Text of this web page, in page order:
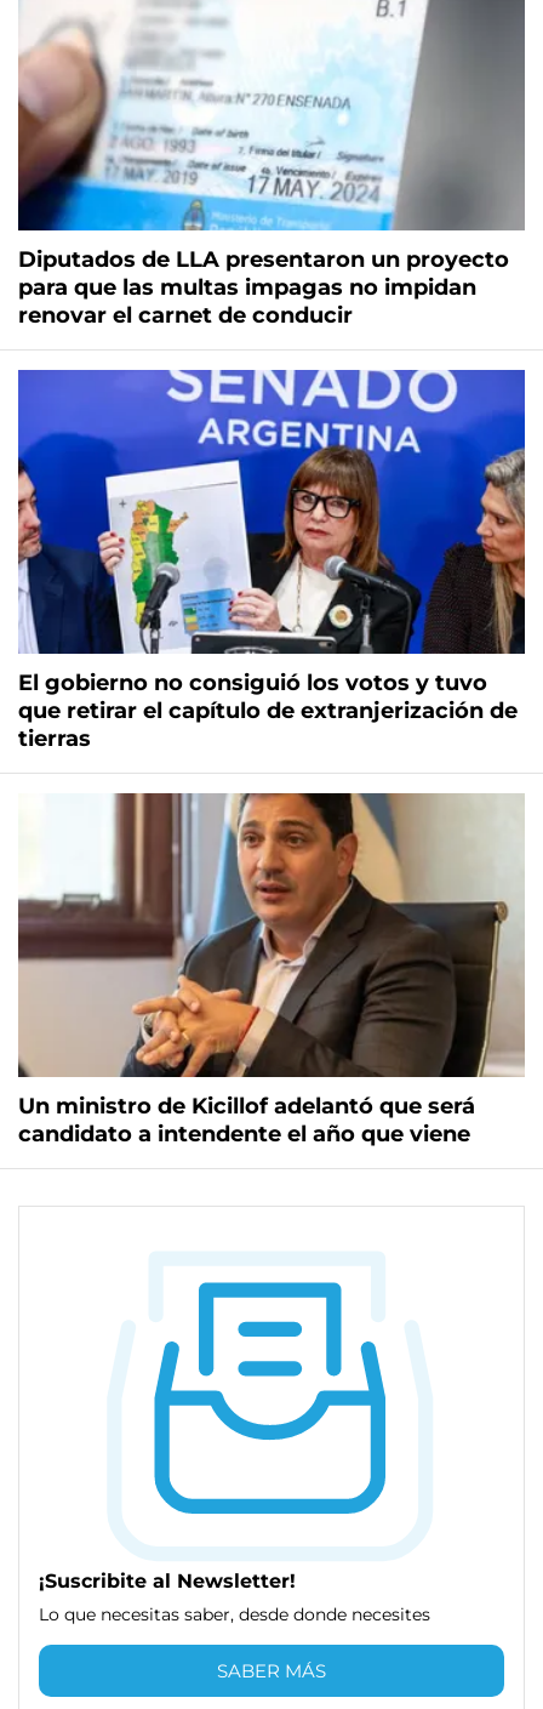
Diputados de LLA presentaron un proyecto
para que las multas impagas no impidan
renovar el carnet de conducir
El gobierno no consiguió los votos y tuvo
que retirar el capítulo de extranjerización de
tierras
Un ministro de Kicillof adelantó que será
candidato a intendente el año que viene
¡Suscribite al Newsletter!
Lo que necesitas saber, desde donde necesites
SABER MÁS